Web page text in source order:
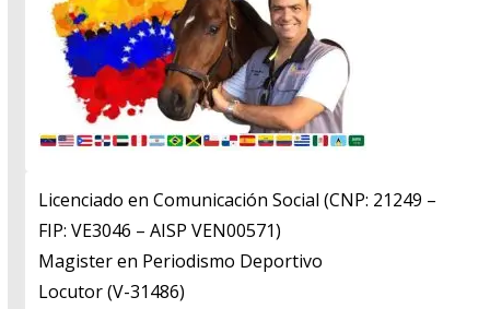
Licenciado en Comunicación Social (CNP: 21249 –
FIP: VE3046 – AISP VEN00571)
​Magister en Periodismo Deportivo
​Locutor (V-31486)